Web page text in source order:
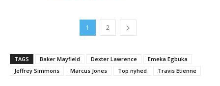
1 2
TAGS Baker Mayfield Dexter Lawrence
Emeka Egbuka
Jeffrey Simmons
Marcus Jones Top nyhed Travis Etienne